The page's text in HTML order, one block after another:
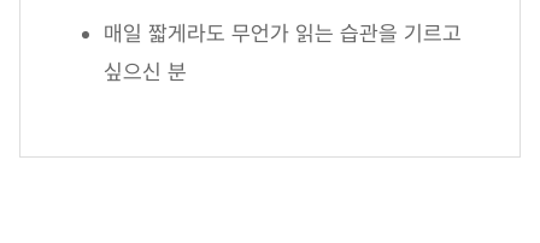
매일 짧게라도 무언가 읽는 습관을 기르고
싶으신 분